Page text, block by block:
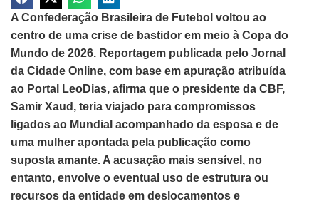
A Confederação Brasileira de Futebol voltou ao
centro de uma crise de bastidor em meio à Copa do
Mundo de 2026. Reportagem publicada pelo Jornal
da Cidade Online, com base em apuração atribuída
ao Portal LeoDias, afirma que o presidente da CBF,
Samir Xaud, teria viajado para compromissos
ligados ao Mundial acompanhado da esposa e de
uma mulher apontada pela publicação como
suposta amante. A acusação mais sensível, no
entanto, envolve o eventual uso de estrutura ou
recursos da entidade em deslocamentos e